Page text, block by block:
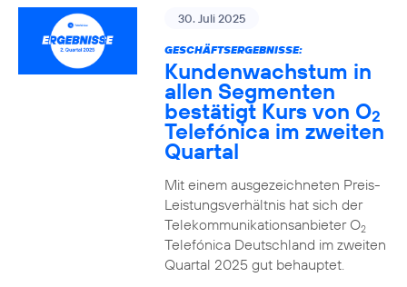
30. Juli 2025
GESCHÄFTSERGEBNISSE:
Kundenwachstum in
allen Segmenten
bestätigt Kurs von O2
Telefónica im zweiten
Quartal
Mit einem ausgezeichneten Preis-
Leistungsverhältnis hat sich der
Telekommunikationsanbieter O2
Telefónica Deutschland im zweiten
Quartal 2025 gut behauptet.